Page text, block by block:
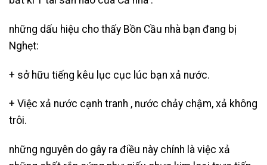
những dấu hiệu cho thấy Bồn Cầu nhà bạn đang bị
Nghẹt:
+ sở hữu tiếng kêu lục cục lúc bạn xả nước.
+ Việc xả nước cạnh tranh , nước chảy chậm, xả không
trôi.
những nguyên do gây ra điều này chính là việc xả